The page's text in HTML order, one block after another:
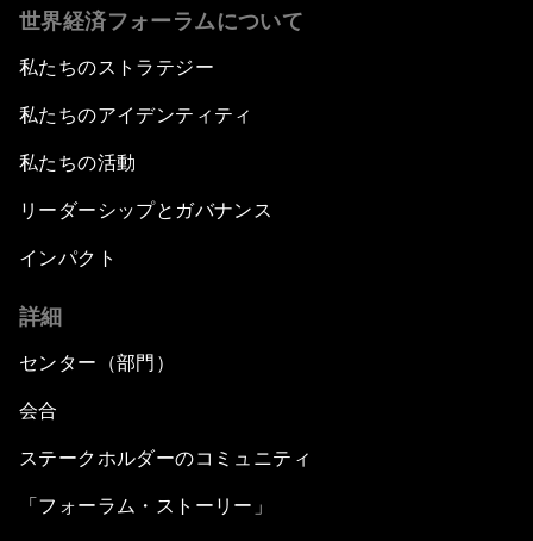
世界経済フォーラムについて
私たちのストラテジー
私たちのアイデンティティ
私たちの活動
リーダーシップとガバナンス
インパクト
詳細
センター（部門）
会合
ステークホルダーのコミュニティ
「フォーラム・ストーリー」